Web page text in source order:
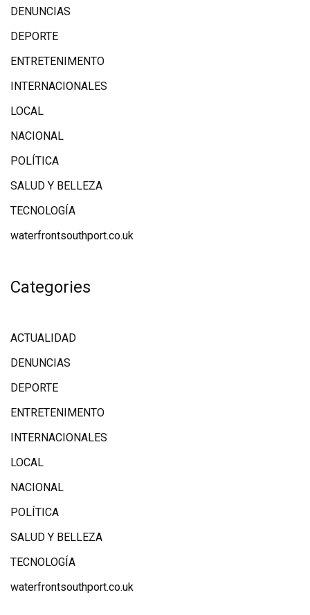
DENUNCIAS
DEPORTE
ENTRETENIMENTO
INTERNACIONALES
LOCAL
NACIONAL
POLÍTICA
SALUD Y BELLEZA
TECNOLOGÍA
waterfrontsouthport.co.uk
Categories
ACTUALIDAD
DENUNCIAS
DEPORTE
ENTRETENIMENTO
INTERNACIONALES
LOCAL
NACIONAL
POLÍTICA
SALUD Y BELLEZA
TECNOLOGÍA
waterfrontsouthport.co.uk